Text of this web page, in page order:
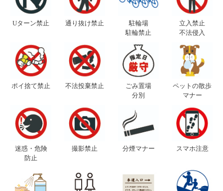
Uターン禁止 通り抜け禁止
駐輪場
駐輪禁止
立入禁止
不法侵入
ポイ捨て禁止 不法投棄禁止
ごみ置場
分別
ペットの散歩
マナー
迷惑・危険
防止
撮影禁止 分煙マナー スマホ注意